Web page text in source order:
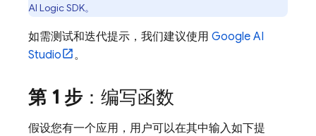
AI LogicSDK。
如需测试和迭代提示，我们建议使用 Google AI
Studio
。
第 1 步 ：编写函数
假设您有一个应用，用户可以在其中输入如下提